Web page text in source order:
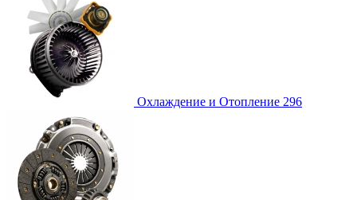
Охлаждение и Отопление 296